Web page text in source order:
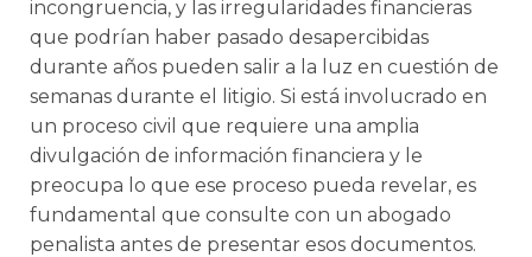
incongruencia, y las irregularidades financieras
que podrían haber pasado desapercibidas
durante años pueden salir a la luz en cuestión de
semanas durante el litigio. Si está involucrado en
un proceso civil que requiere una amplia
divulgación de información financiera y le
preocupa lo que ese proceso pueda revelar, es
fundamental que consulte con un abogado
penalista antes de presentar esos documentos.